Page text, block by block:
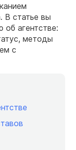
В статье вы
агентстве:
методы
с